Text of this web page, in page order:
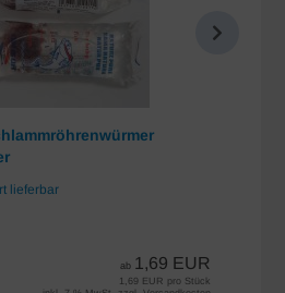
lieferbar
ab 1,69 EUR
1,69 EUR pro Stück